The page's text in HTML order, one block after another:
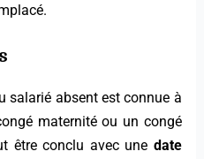
salarié absent est connue à
maternité ou un congé
être conclu avec une date